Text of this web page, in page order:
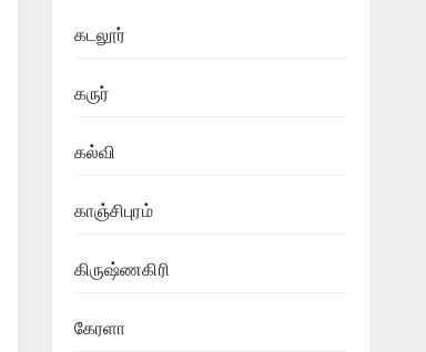
கடலூர்
கருர்
கல்வி
காஞ்சிபுரம்
கிருஷ்ணகிரி
கேரளா